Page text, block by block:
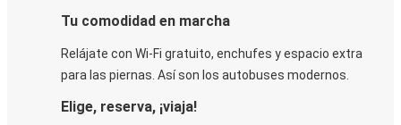
Tu comodidad en marcha
Relájate con Wi-Fi gratuito, enchufes y espacio extra
para las piernas. Así son los autobuses modernos.
Elige, reserva, ¡viaja!